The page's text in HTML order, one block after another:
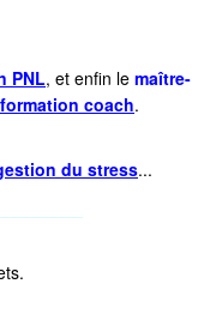
PNL, et enfin le maître-
formation coach.
du stress...